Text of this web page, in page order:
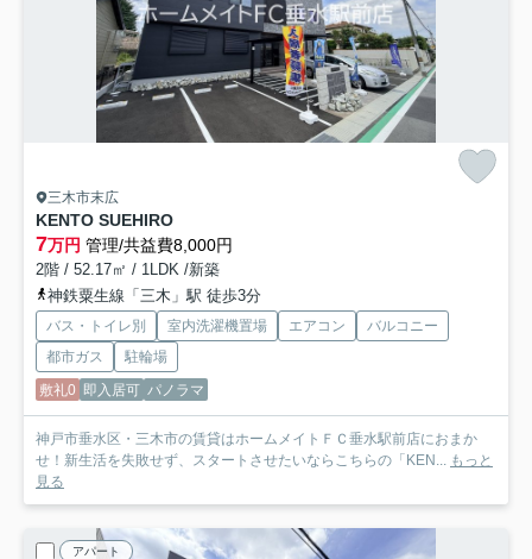
三木市末広
KENTO SUEHIRO
7万円 管理/共益費8,000円
2階 / 52.17㎡ / 1LDK /新築
神鉄粟生線「三木」駅 徒歩3分
バス・トイレ別 室内洗濯機置場 エアコン
バルコニー
都市ガス
駐輪場
敷礼0 即入居可 パノラマ
神戸市垂水区・三木市の賃貸はホームメイトＦＣ垂水駅前店におまか
せ！新生活を失敗せず、スタートさせたいならこちらの「KEN... もっと
見る
アパート